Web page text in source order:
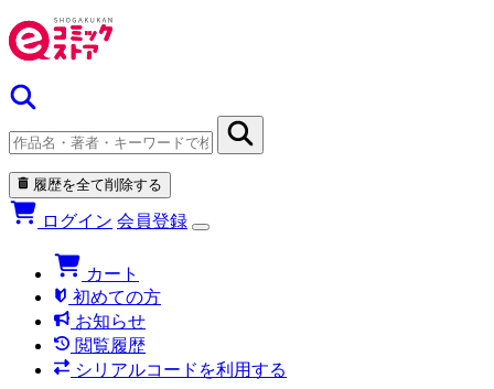
履歴を全て削除する
ログイン 会員登録
カート
初めての方
お知らせ
閲覧履歴
シリアルコードを利用する